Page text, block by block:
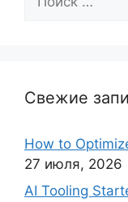
Свежие
How to
27 июля, 2026
AI Tooling